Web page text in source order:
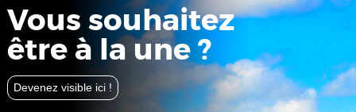
Vous souhaitez
être à la une ?
Devenez visible ici !